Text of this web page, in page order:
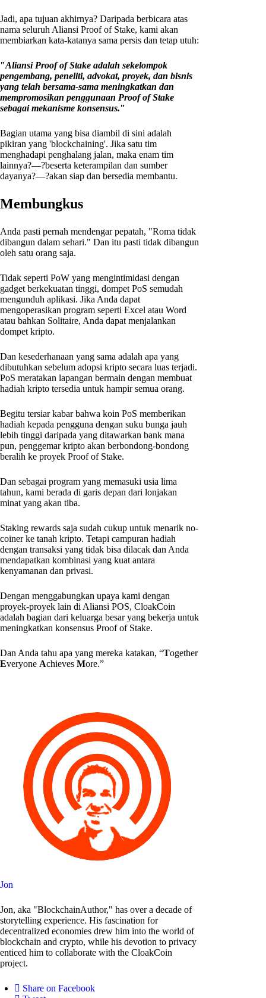
Jadi, apa tujuan akhirnya? Daripada berbicara atas
nama seluruh Aliansi Proof of Stake, kami akan
membiarkan kata-katanya sama persis dan tetap utuh:
"Aliansi Proof of Stake adalah sekelompok
pengembang, peneliti, advokat, proyek, dan bisnis
yang telah bersama-sama meningkatkan dan
mempromosikan penggunaan Proof of Stake
sebagai mekanisme konsensus."
Bagian utama yang bisa diambil di sini adalah
pikiran yang 'blockchaining'. Jika satu tim
menghadapi penghalang jalan, maka enam tim
lainnya?—?beserta keterampilan dan sumber
dayanya?—?akan siap dan bersedia membantu.
Membungkus
Anda pasti pernah mendengar pepatah, "Roma tidak
dibangun dalam sehari." Dan itu pasti tidak dibangun
oleh satu orang saja.
Tidak seperti PoW yang mengintimidasi dengan
gadget berkekuatan tinggi, dompet PoS semudah
mengunduh aplikasi. Jika Anda dapat
mengoperasikan program seperti Excel atau Word
atau bahkan Solitaire, Anda dapat menjalankan
dompet kripto.
Dan kesederhanaan yang sama adalah apa yang
dibutuhkan sebelum adopsi kripto secara luas terjadi.
PoS meratakan lapangan bermain dengan membuat
hadiah kripto tersedia untuk hampir semua orang.
Begitu tersiar kabar bahwa koin PoS memberikan
hadiah kepada pengguna dengan suku bunga jauh
lebih tinggi daripada yang ditawarkan bank mana
pun, penggemar kripto akan berbondong-bondong
beralih ke proyek Proof of Stake.
Dan sebagai program yang memasuki usia lima
tahun, kami berada di garis depan dari lonjakan
minat yang akan tiba.
Staking rewards saja sudah cukup untuk menarik no-
coiner ke tanah kripto. Tetapi campuran hadiah
dengan transaksi yang tidak bisa dilacak dan Anda
mendapatkan kombinasi yang kuat antara
kenyamanan dan privasi.
Dengan menggabungkan upaya kami dengan
proyek-proyek lain di Aliansi POS, CloakCoin
adalah bagian dari keluarga besar yang bekerja untuk
meningkatkan konsensus Proof of Stake.
Dan Anda tahu apa yang mereka katakan, “Together
Everyone Achieves More.”
Jon
Jon, aka "BlockchainAuthor," has over a decade of
storytelling experience. His fascination for
decentralized economies drew him into the world of
blockchain and crypto, while his devotion to privacy
enticed him to collaborate with the CloakCoin
project.
Share on Facebook